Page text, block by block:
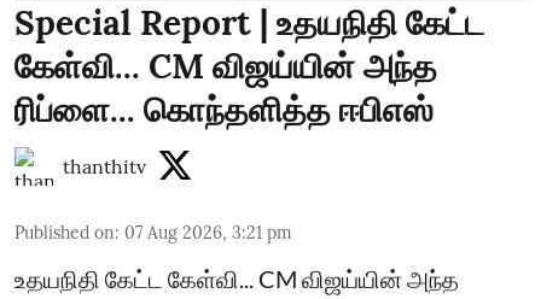
Special Report | உதயநிதி கேட்ட
கேள்வி... CM விஜய்யின் அந்த
ரிப்ளை... கொந்தளித்த ஈபிஎஸ்
thanthitv
Published on: 07 Aug 2026, 3:21 pm
உதயநிதி கேட்ட கேள்வி... CM விஜய்யின் அந்த